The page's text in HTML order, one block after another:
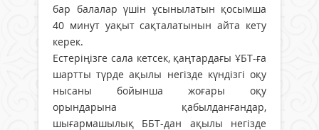
бар балалар үшін ұсынылатын қосымша
40 минут уақыт сақталатынын айта кету
керек.
Естеріңізге сала кетсек, қаңтардағы ҰБТ-ға
шартты түрде ақылы негізде күндізгі оқу
нысаны бойынша жоғары оқу
орындарына қабылданғандар,
шығармашылық ББТ-дан ақылы негізде